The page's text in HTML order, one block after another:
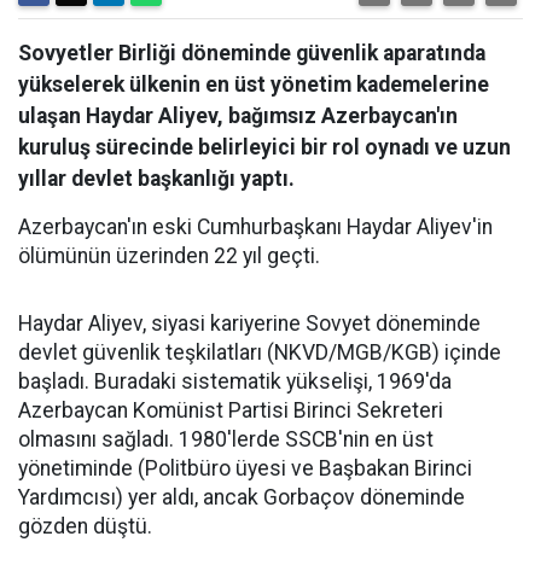
Sovyetler Birliği döneminde güvenlik aparatında
yükselerek ülkenin en üst yönetim kademelerine
ulaşan Haydar Aliyev, bağımsız Azerbaycan'ın
kuruluş sürecinde belirleyici bir rol oynadı ve uzun
yıllar devlet başkanlığı yaptı.
Azerbaycan'ın eski Cumhurbaşkanı Haydar Aliyev'in
ölümünün üzerinden 22 yıl geçti.
Haydar Aliyev, siyasi kariyerine Sovyet döneminde
devlet güvenlik teşkilatları (NKVD/MGB/KGB) içinde
başladı. Buradaki sistematik yükselişi, 1969'da
Azerbaycan Komünist Partisi Birinci Sekreteri
olmasını sağladı. 1980'lerde SSCB'nin en üst
yönetiminde (Politbüro üyesi ve Başbakan Birinci
Yardımcısı) yer aldı, ancak Gorbaçov döneminde
gözden düştü.